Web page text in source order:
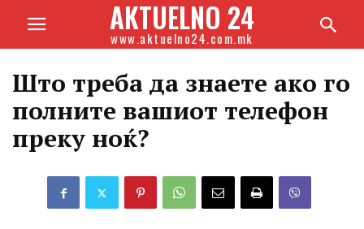
AKTUELNO 24
www.aktuelno24.com.mk
Што треба да знаете ако го
полните вашиот телефон
преку ноќ?